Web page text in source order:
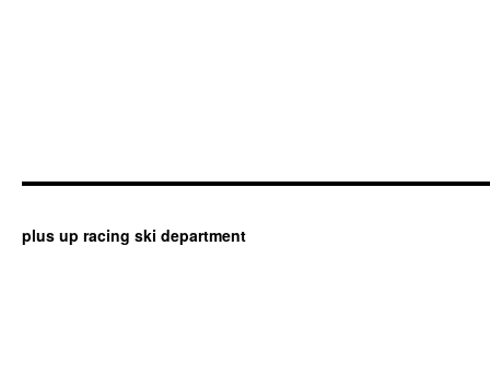
plus up racing ski department